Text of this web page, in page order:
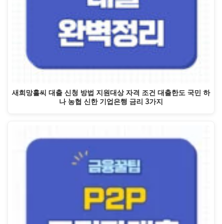
새희망홀씨 대출 신청 방법 지원대상 자격 조건 대출한도 국민 하
나 농협 신한 기업은행 금리 3가지